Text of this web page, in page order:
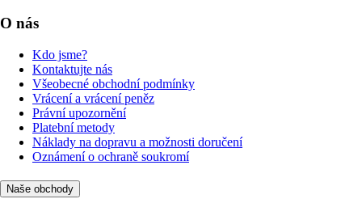
O nás
Kdo jsme?
Kontaktujte nás
Všeobecné obchodní podmínky
Vrácení a vrácení peněz
Právní upozornění
Platební metody
Náklady na dopravu a možnosti doručení
Oznámení o ochraně soukromí
Naše obchody